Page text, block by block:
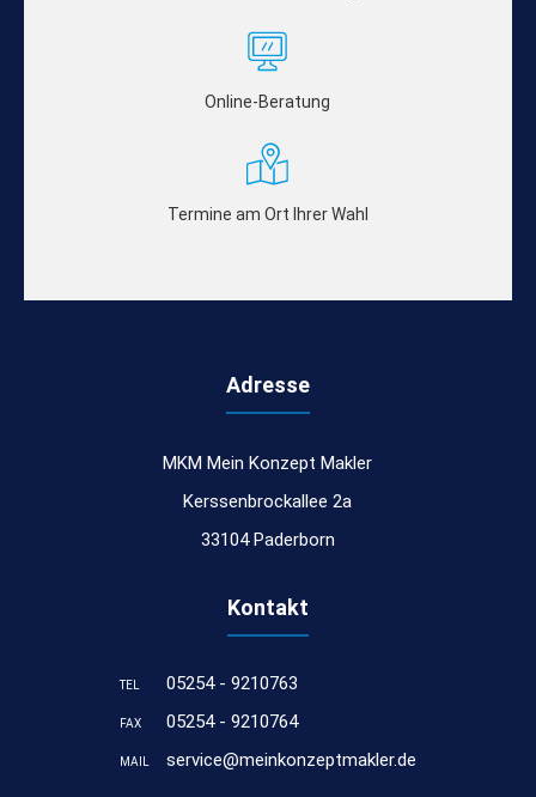
Online-Beratung
Termine am Ort Ihrer Wahl
Adresse
MKM Mein Konzept Makler
Kerssenbrockallee 2a
33104 Paderborn
Kontakt
TEL 05254 - 9210763
FAX 05254 - 9210764
MAIL service@meinkonzeptmakler.de